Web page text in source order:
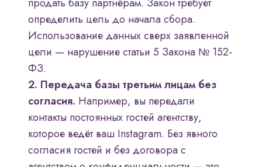
продать базу партнёрам. Закон требует
определить цель до начала сбора.
Использование данных сверх заявленной
цели — нарушение статьи 5 Закона № 152-
ФЗ.
2. Передача базы третьим лицам без
согласия. Например, вы передали
контакты постоянных гостей агентству,
которое ведёт ваш Instagram. Без явного
согласия гостей и без договора с